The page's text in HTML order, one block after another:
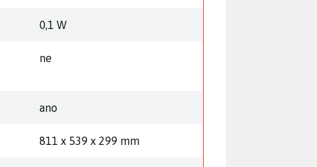
0,1 W
ne
ano
811 x 539 x 299 mm